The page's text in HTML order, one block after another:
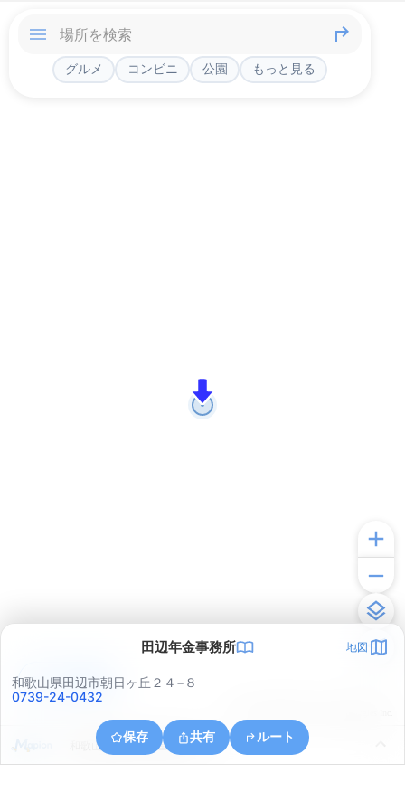
グルメ コンビニ 公園 もっと見る
田辺年金事務所 地図
和歌山県田辺市朝日ヶ丘２４−８
0739-24-0432
保存 共有 ルート
和歌山県田辺市上屋敷２丁目
アプリで見る